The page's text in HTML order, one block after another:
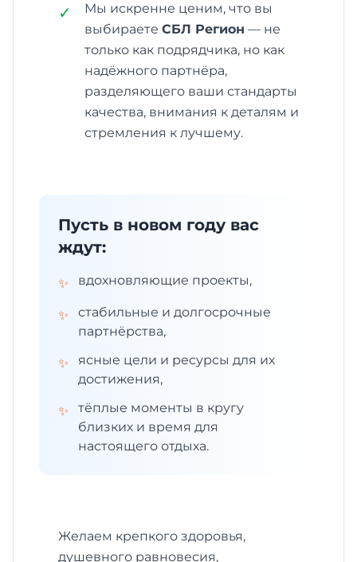
✓
Мы искренне ценим, что вы
выбираете СБЛ Регион — не
только как подрядчика, но как
надёжного партнёра,
разделяющего ваши стандарты
качества, внимания к деталям и
стремления к лучшему.
Пусть в новом году вас
ждут:
✨ вдохновляющие проекты,
✨
стабильные и долгосрочные
партнёрства,
✨
ясные цели и ресурсы для их
достижения,
✨
тёплые моменты в кругу
близких и время для
настоящего отдыха.
Желаем крепкого здоровья,
душевного равновесия,